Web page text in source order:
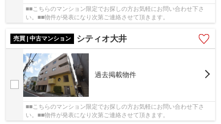
■■こちらのマンション限定でお探しの方お気軽にお問い合わせ下さ
い。■■物件が発表になり次第ご連絡させて頂きます。
売買 | 中古マンション シティオ大井
過去掲載物件
■■こちらのマンション限定でお探しの方お気軽にお問い合わせ下さ
い。■■物件が発表になり次第ご連絡させて頂きます。